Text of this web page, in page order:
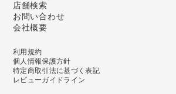
店舗検索
お問い合わせ
会社概要
利用規約
個人情報保護方針
特定商取引法に基づく表記
レビューガイドライン